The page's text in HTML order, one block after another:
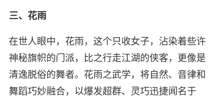
三、花雨
在世人眼中，花雨，这个只收女子，沾染着些许
神秘旗帜的门派，比之行走江湖的侠客，更像是
清逸脱俗的舞者。花雨之武学，将自然、音律和
舞蹈巧妙融合，以爆发超群、灵巧迅捷闻名于